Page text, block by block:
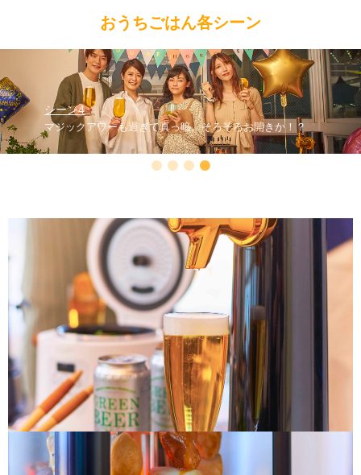
おうちごはん各シーン
シーン1
妻の妹も参加して、乾杯